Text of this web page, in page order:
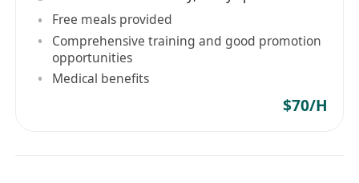
Free meals provided
Comprehensive training and good promotion
opportunities
Medical benefits
$70/H